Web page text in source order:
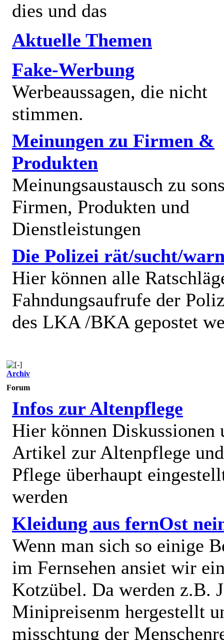
dies und das
Aktuelle Themen
Fake-Werbung
Werbeaussagen, die nicht
stimmen.
Meinungen zu Firmen &
Produkten
Meinungsaustausch zu
Firmen, Produkten und
Dienstleistungen
Die Polizei rät/sucht/
Hier können alle
Fahndungsaufrufe der
des LKA /BKA gepostet
Archiv
Forum
Infos zur Altenpflege
Hier können Diskussionen
Artikel zur Altenpflege
Pflege überhaupt
werden
Kleidung aus fernOst
Wenn man sich so einige
im Fernsehen ansiet wir
Kotzübel. Da werden z.B.
Minipreisenm hergestellt
misschtung der